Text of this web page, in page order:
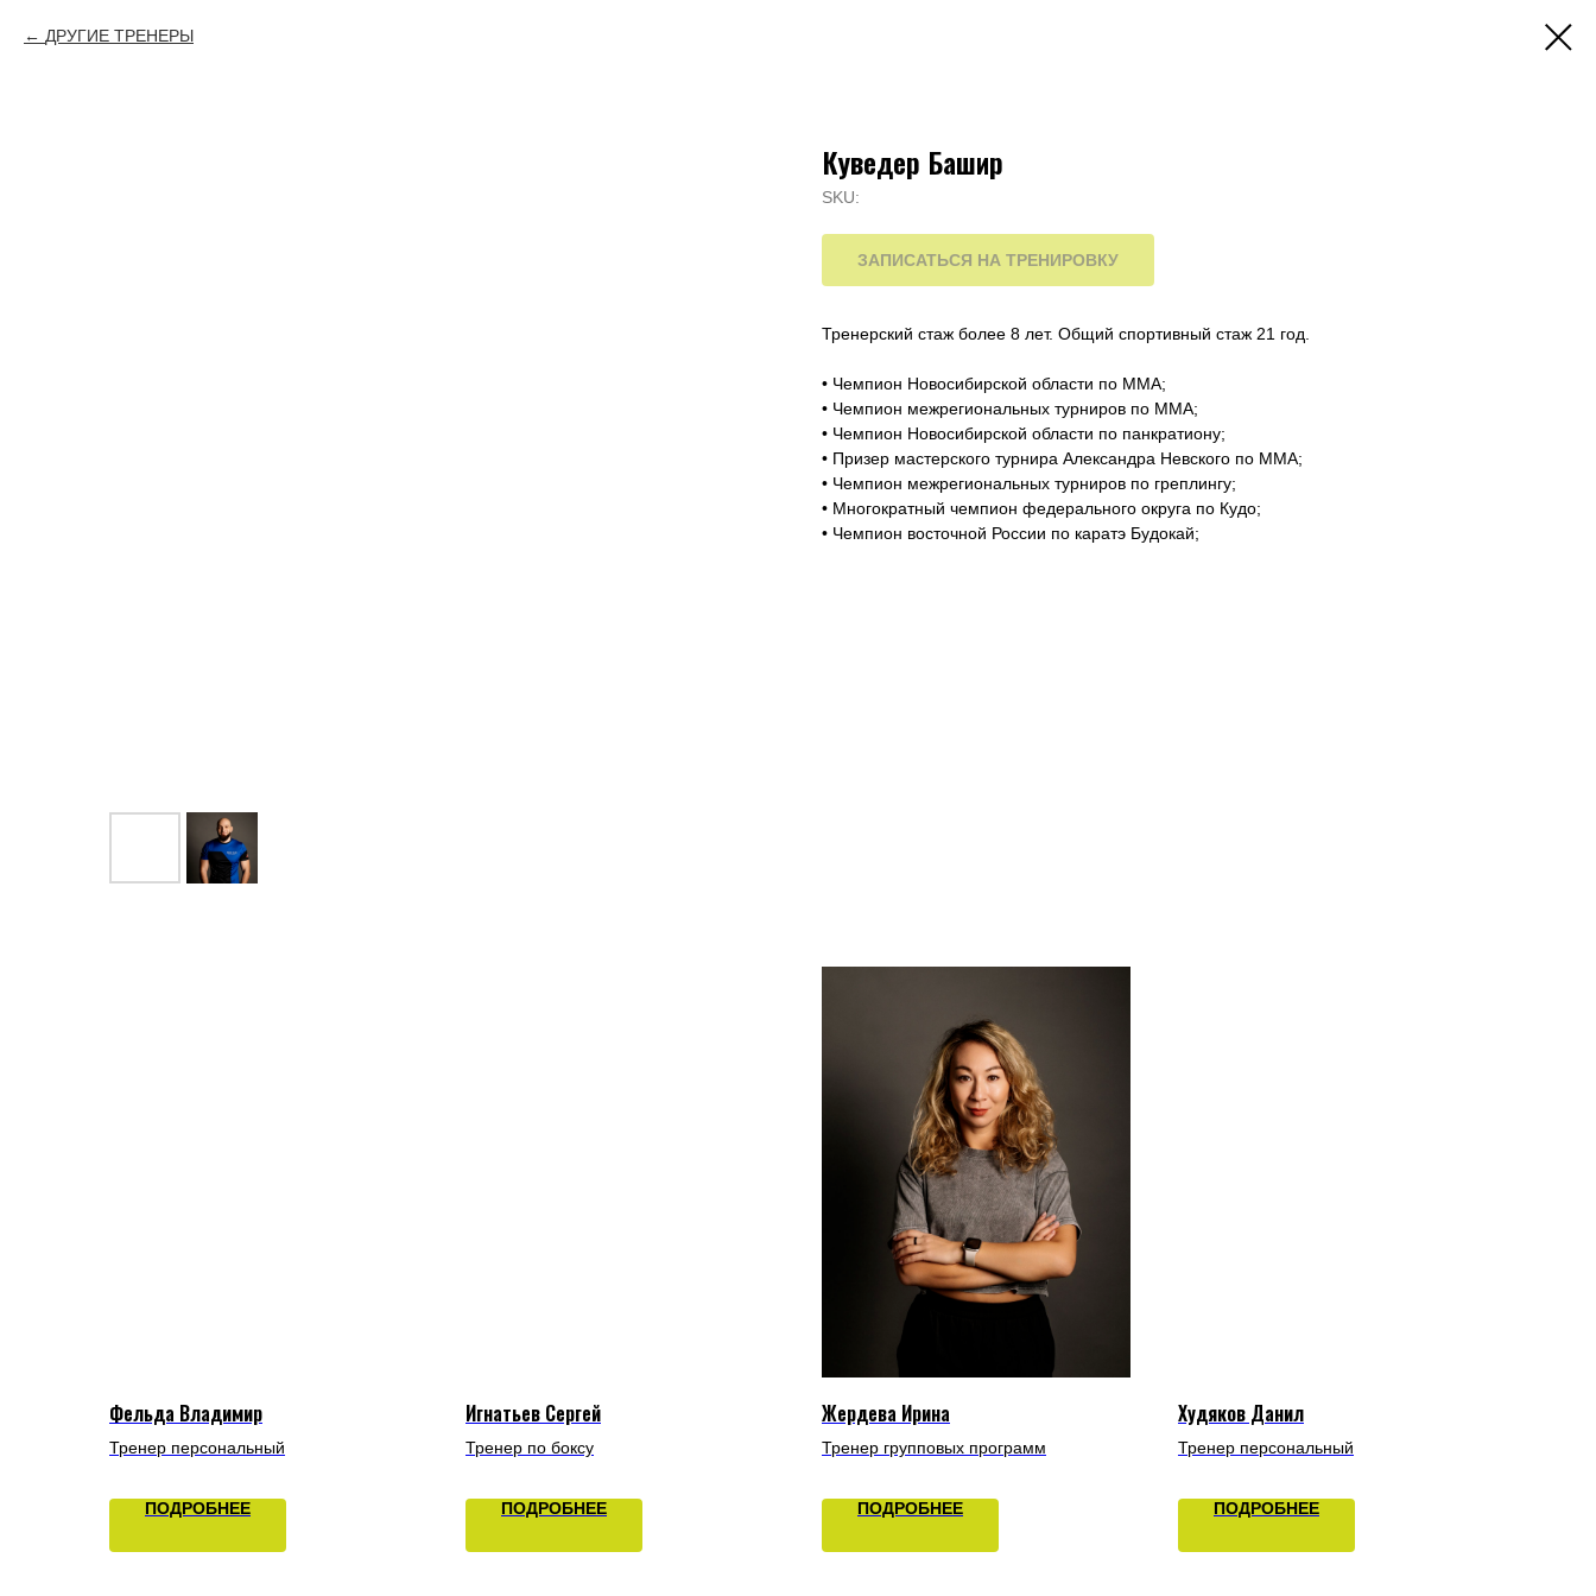
ДРУГИЕ ТРЕНЕРЫ
Куведер Башир
SKU:
ЗАПИСАТЬСЯ НА ТРЕНИРОВКУ
Тренерский стаж более 8 лет. Общий спортивный стаж 21 год.
•⁠ ⁠Чемпион Новосибирской области по MMA;
•⁠ ⁠Чемпион межрегиональных турниров по MMA;
•⁠ ⁠Чемпион Новосибирской области по панкратиону;
•⁠ ⁠Призер мастерского турнира Александра Невского по ММА;
•⁠ ⁠Чемпион межрегиональных турниров по греплингу;
•⁠ ⁠Многократный чемпион федерального округа по Кудо;
•⁠ ⁠Чемпион восточной России по каратэ Будокай;
Фельда Владимир
Тренер персональный
ПОДРОБНЕЕ
Игнатьев Сергей
Тренер по боксу
ПОДРОБНЕЕ
Жердева Ирина
Тренер групповых программ
ПОДРОБНЕЕ
Худяков Данил
Тренер персональный
ПОДРОБНЕЕ